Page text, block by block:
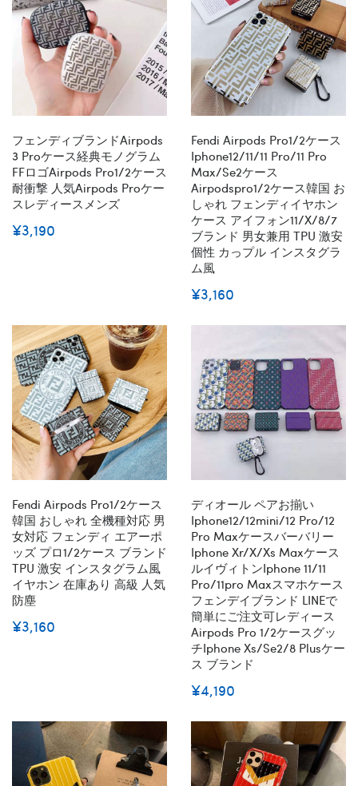
フェンディブランドairpods
3 Proケース経典モノグラム
FFロゴairpods Pro1/2ケース
耐衝撃 人気airpods Proケー
スレディースメンズ
¥3,190
Fendi Airpods Pro1/2ケース
Iphone12/11/11 Pro/11 Pro
Max/se2ケース
Airpodspro1/2ケース韓国 お
しゃれ フェンディイヤホン
ケース アイフォン11/x/8/7
ブランド 男女兼用 TPU 激安
個性 カっプル インスタグラ
ム風
¥3,160
Fendi Airpods Pro1/2ケース
韓国 おしゃれ 全機種対応 男
女対応 フェンディ エアーポ
ッズ プロ1/2ケース ブランド
TPU 激安 インスタグラム風
イヤホン 在庫あり 高級 人気
防塵
¥3,160
ディオール ペアお揃い
Iphone12/12mini/12 Pro/12
Pro Maxケースバーバリー
Iphone Xr/x/xs Maxケース
ルイヴィトンiphone 11/11
Pro/11pro Maxスマホケース
フェンデイブランド LINEで
簡単にご注文可レディース
Airpods Pro 1/2ケースグッ
チiphone Xs/se2/8 Plusケー
ス ブランド
¥4,190